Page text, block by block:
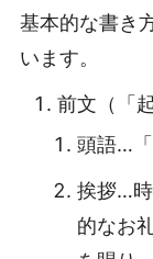
基本的な書き
います。
前文（「
頭語…
挨拶…
的なお